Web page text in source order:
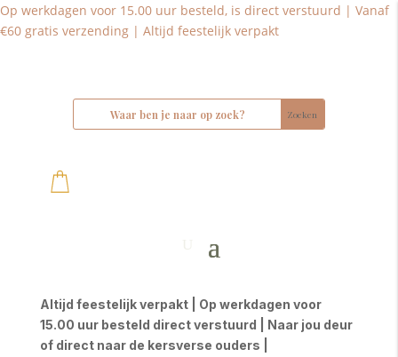
Op werkdagen voor 15.00 uur besteld, is direct verstuurd | Vanaf
€60 gratis verzending | Altijd feestelijk verpakt
Altijd feestelijk verpakt | Op werkdagen voor
15.00 uur besteld direct verstuurd | Naar jou deur
of direct naar de kersverse ouders |